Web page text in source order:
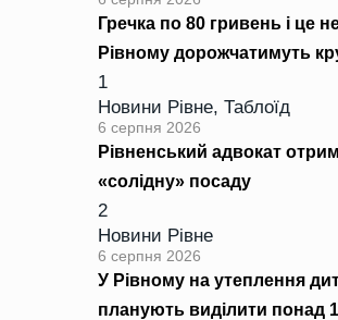
Гречка по 80 гривень і це
Рівному дорожчатимуть
1
Новини Рівне, Таблоїд
6 серпня 2026
Рівненський адвокат
«солідну» посаду
2
Новини Рівне
6 серпня 2026
У Рівному на утеплення
планують виділити понад